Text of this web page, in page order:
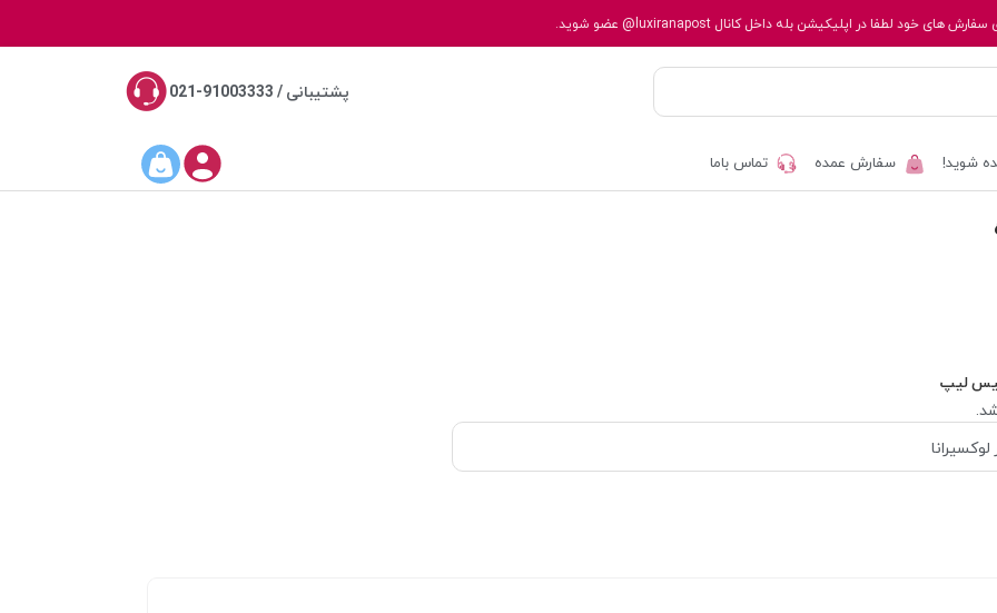
سفارش های خود لطفا در اپلیکیشن بله داخل کانال@luxiranapost عضو شوید.
پشتیبانی / 91003333-021
شوید! سفارش عمده تماس باما
لیپ